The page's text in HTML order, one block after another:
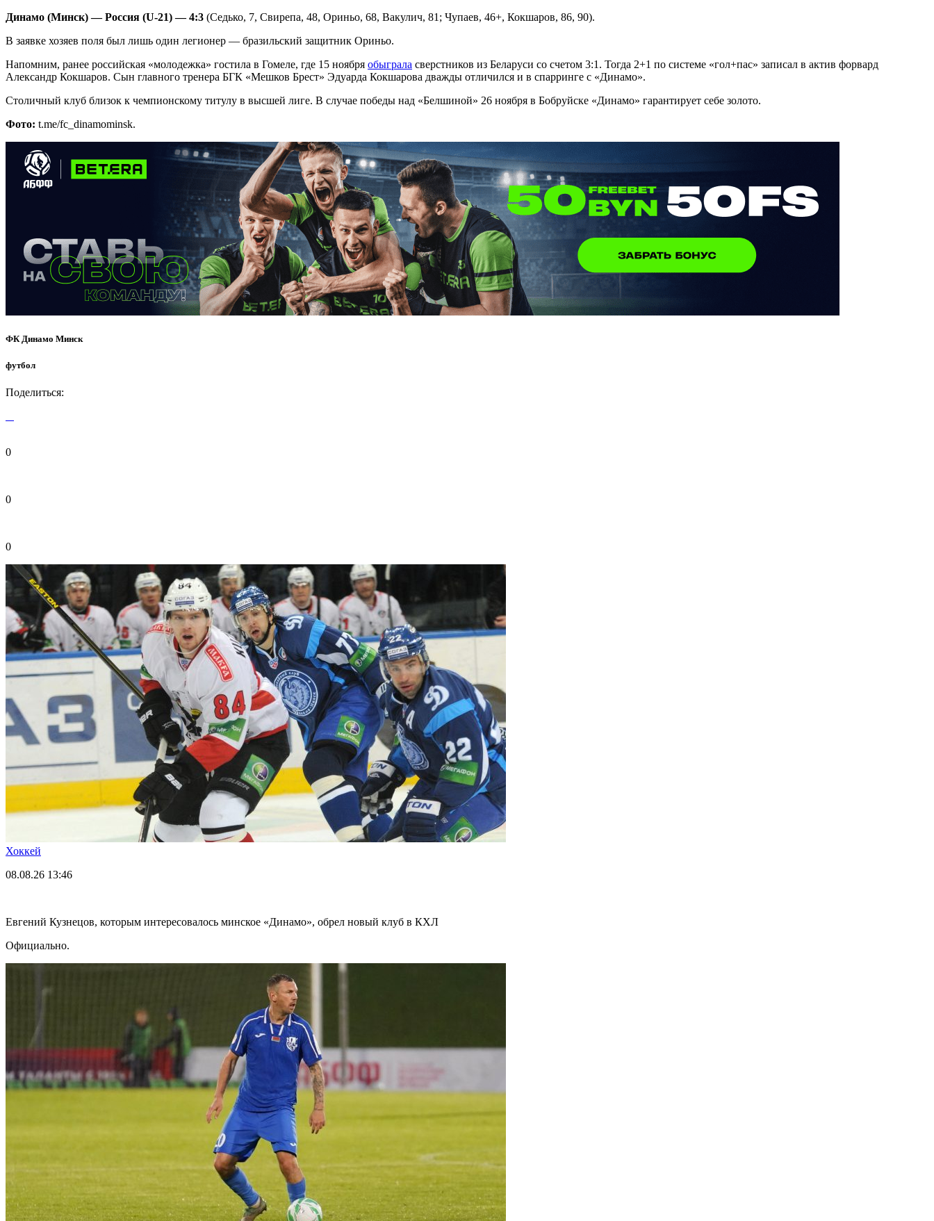
Динамо (Минск) — Россия (U-21) — 4:3 (Седько, 7, Свирепа, 48, Ориньо, 68, Вакулич, 81; Чупаев, 46+, Кокшаров, 86, 90).
В заявке хозяев поля был лишь один легионер — бразильский защитник Ориньо.
Напомним, ранее российская «молодежка» гостила в Гомеле, где 15 ноября обыграла сверстников из Беларуси со счетом 3:1. Тогда 2+1 по системе «гол+пас» записал в актив форвард
Александр Кокшаров. Сын главного тренера БГК «Мешков Брест» Эдуарда Кокшарова дважды отличился и в спарринге с «Динамо».
Столичный клуб близок к чемпионскому титулу в высшей лиге. В случае победы над «Белшиной» 26 ноября в Бобруйске «Динамо» гарантирует себе золото.
Фото: t.me/fc_dinamominsk.
ФК Динамо Минск
футбол
Поделиться:
0
0
0
Хоккей
08.08.26 13:46
Евгений Кузнецов, которым интересовалось минское «Динамо», обрел новый клуб в КХЛ
Официально.